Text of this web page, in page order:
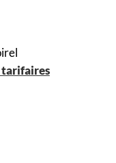
tarifaires